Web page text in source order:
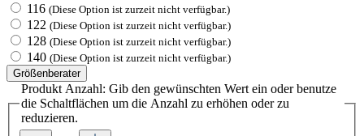
116 (Diese Option ist zurzeit nicht verfügbar.)
122 (Diese Option ist zurzeit nicht verfügbar.)
128 (Diese Option ist zurzeit nicht verfügbar.)
140 (Diese Option ist zurzeit nicht verfügbar.)
Größenberater
Produkt Anzahl: Gib den gewünschten Wert ein oder benutze
die Schaltflächen um die Anzahl zu erhöhen oder zu
reduzieren.